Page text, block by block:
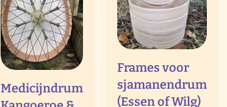
Medicijndrum
Frames voor
sjamanendrum
(Essen of Wilg)